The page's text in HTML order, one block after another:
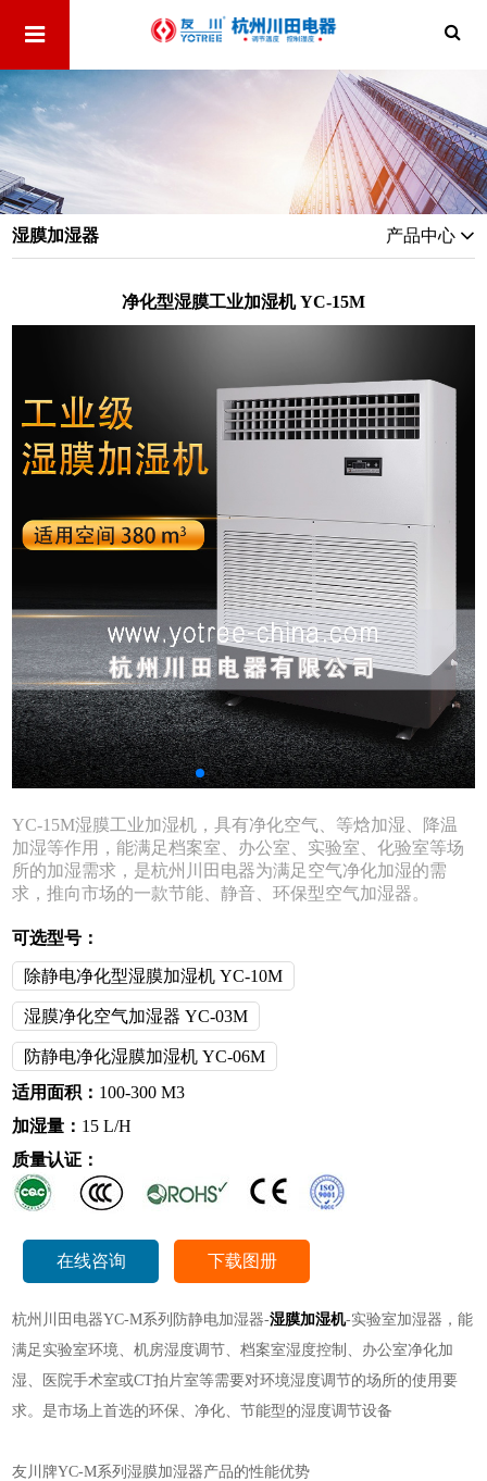
湿膜加湿器 产品中心
净化型湿膜工业加湿机 YC-15M
YC-15M湿膜工业加湿机，具有净化空气、等焓加湿、降温
加湿等作用，能满足档案室、办公室、实验室、化验室等场
所的加湿需求，是杭州川田电器为满足空气净化加湿的需
求，推向市场的一款节能、静音、环保型空气加湿器。
可选型号：
除静电净化型湿膜加湿机 YC-10M
湿膜净化空气加湿器 YC-03M
防静电净化湿膜加湿机 YC-06M
适用面积： 100-300 M3
加湿量： 15 L/H
质量认证：
在线咨询 下载图册
杭州川田电器YC-M系列防静电加湿器-湿膜加湿机-实验室加湿器，能
满足实验室环境、机房湿度调节、档案室湿度控制、办公室净化加
湿、医院手术室或CT拍片室等需要对环境湿度调节的场所的使用要
求。是市场上首选的环保、净化、节能型的湿度调节设备
友川牌YC-M系列湿膜加湿器产品的性能优势